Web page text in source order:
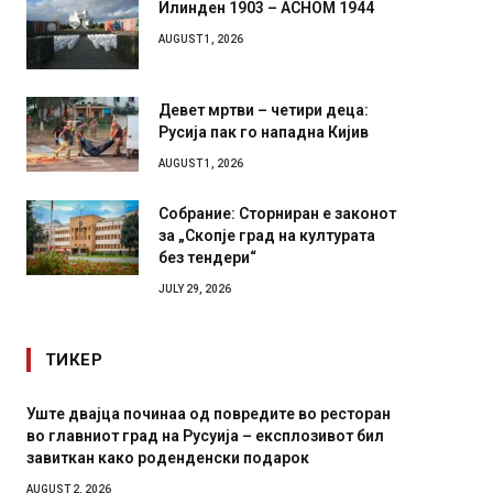
Илинден 1903 – АСНОМ 1944
AUGUST 1, 2026
Девет мртви – четири деца:
Русија пак го нападна Кијив
AUGUST 1, 2026
Собрание: Сторниран е законот
за „Скопје град на културата
без тендери“
JULY 29, 2026
ТИКЕР
Уште двајца починаа од повредите во ресторан
во главниот град на Русуија – експлозивот бил
завиткан како роденденски подарок
AUGUST 2, 2026